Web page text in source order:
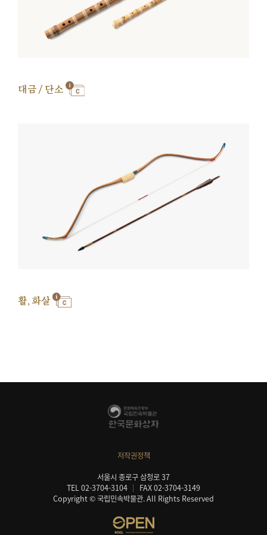
대금 / 단소
활, 화살
저작권정책
서울시 종로구 삼청로 37
TEL 02-3704-3104
FAX 02-3704-3149
Copyright © 국립민속박물관. All Rights Reserved